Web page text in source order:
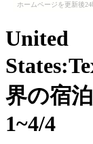
ホームページを更新後
United
界の宿
1~4/4